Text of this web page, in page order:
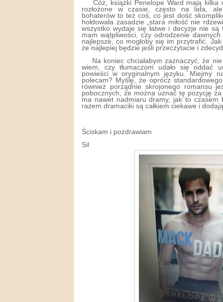
Cóż, książki Penelope Ward mają kilka
rozłożone w czasie, często na lata,
bohaterów to też coś, co jest dość
hołdowała zasadzie „stara miłość nie
wszystko wydaje się łatwe i decyzje nie
mam wątpliwości, czy odrodzenie
najlepsze, co mogłoby się im przytrafić.
że najlepiej będzie jeśli przeczytacie i
Na koniec chciałabym zaznaczyć, że
wiem, czy tłumaczom udało się oddać
powieści w oryginalnym języku. Miejmy
polecam? Myślę, że oprócz
również porządnie skrojonego romansu
pobocznych, że można uznać tę pozycję
ma nawet nadmiaru dramy, jak to czasem
razem dramaciki są całkiem ciekawe i
Ściskam i pozdrawiam
Sil